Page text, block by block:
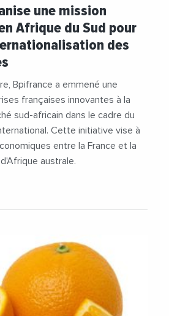
une mission
Afrique du Sud pour
des
Bpifrance a emmené une
françaises innovantes à la
sud-africain dans le cadre du
Cette initiative vise à
entre la France et la
australe.